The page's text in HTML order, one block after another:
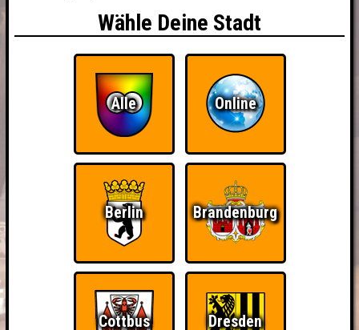
Wähle Deine Stadt
Alle Online
Berlin Brandenburg
Cottbus Dresden